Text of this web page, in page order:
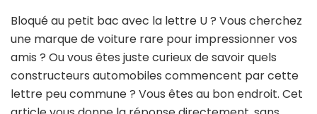
Bloqué au petit bac avec la lettre U ? Vous cherchez
une marque de voiture rare pour impressionner vos
amis ? Ou vous êtes juste curieux de savoir quels
constructeurs automobiles commencent par cette
lettre peu commune ? Vous êtes au bon endroit. Cet